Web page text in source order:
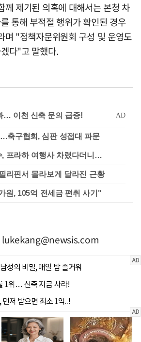
께 제기된 의혹에 대해서는 본청 차
통해 부적절 행위가 확인된 경우
며 "정책자문위원회 구성 및 운영도
다"고 말했다.
축구협회, 심판 성접대 파문
, 프라하 여행사 차렸다더니…
리핀서 몰라보게 달라진 근황
원, 105억 전세금 편취 사기"
lukekang@newsis.com